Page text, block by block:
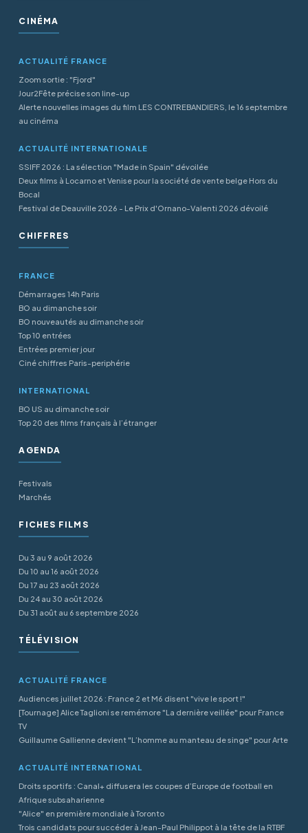
CINÉMA
ACTUALITÉ FRANCE
Zoom sortie : "Fjord"
Jour2Fête précise son line-up
Alerte nouvelles images du film LES CONTREBANDIERS, le 16 septembre
au cinéma
ACTUALITÉ INTERNATIONALE
SSIFF 2026 : La sélection "Made in Spain" dévoilée
Deux films à Locarno et Venise pour la société de vente belge Hors du
Bocal
Festival de Deauville 2026 - Le Prix d'Ornano-Valenti 2026 dévoilé
CHIFFRES
FRANCE
Démarrages 14h Paris
BO au dimanche soir
BO nouveautés au dimanche soir
Top 10 entrées
Entrées premier jour
Ciné chiffres Paris-periphérie
INTERNATIONAL
BO US au dimanche soir
Top 20 des films français à l’étranger
AGENDA
Festivals
Marchés
FICHES FILMS
Du 3 au 9 août 2026
Du 10 au 16 août 2026
Du 17 au 23 août 2026
Du 24 au 30 août 2026
Du 31 août au 6 septembre 2026
TÉLÉVISION
ACTUALITÉ FRANCE
Audiences juillet 2026 : France 2 et M6 disent "vive le sport !"
[Tournage] Alice Taglioni se remémore "La dernière veillée" pour France
TV
Guillaume Gallienne devient "L’homme au manteau de singe" pour Arte
ACTUALITÉ INTERNATIONAL
Droits sportifs : Canal+ diffusera les coupes d’Europe de football en
Afrique subsaharienne
"Alice" en première mondiale à Toronto
Trois candidats pour succéder à Jean-Paul Philippot à la tête de la RTBF